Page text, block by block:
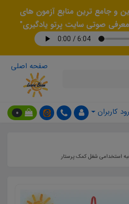
و جامع ترین منابع آزمون های
صوتی سایت پرتو یادگیری"
صفحه اصلی
کاربران 0
استخدامی شغل کمک پرستار